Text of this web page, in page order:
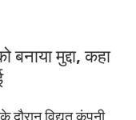
मुद्दा, कहा
दौरान विद्युत कंपनी